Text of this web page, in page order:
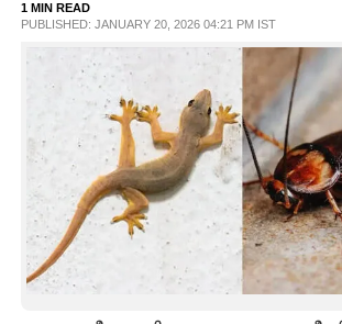
LIFESTYLE
SPIRITUAL
INFO+
ART
ASTRO
1 MIN READ
PUBLISHED: JANUARY 20, 2026 04:21 PM IST